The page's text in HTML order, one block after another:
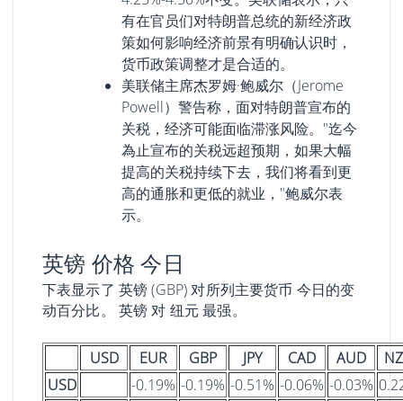
有在官员们对特朗普总统的新经济政
策如何影响经济前景有明确认识时，
货币政策调整才是合适的。
美联储主席杰罗姆·鲍威尔（Jerome
Powell）警告称，面对特朗普宣布的
关税，经济可能面临滞涨风险。"迄今
為止宣布的关税远超预期，如果大幅
提高的关税持续下去，我们将看到更
高的通胀和更低的就业，"鲍威尔表
示。
英镑 价格 今日
下表显示了 英镑 (GBP) 对所列主要货币 今日的变
动百分比。 英镑 对 纽元 最强。
USD EUR GBP JPY CAD AUD
USD
-0.19% -0.19% -0.51% -0.06% -0.03%